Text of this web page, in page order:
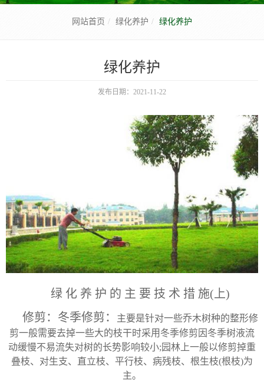
网站首页 绿化养护 绿化养护
绿化养护
发布日期：2021-11-22
绿 化 养 护 的 主 要 技 术 措 施(上)
修剪：冬季修剪：
主要是针对一些乔木树种的整形修
剪一般需要去掉一些大的枝干时采用冬季修剪因冬季树液流
动缓慢不易流失对树的长势影响较小;园林上一般以修剪掉重
叠枝、对生支、直立枝、平行枝、病残枝、根生枝(根枝)为
主。